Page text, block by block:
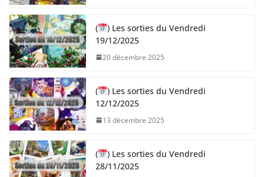
(
) Les sorties du Vendredi
19/12/2025
20 décembre 2025
(
) Les sorties du Vendredi
12/12/2025
13 décembre 2025
(
) Les sorties du Vendredi
28/11/2025